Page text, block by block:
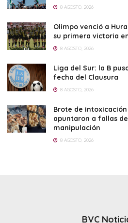
8 AGOSTO, 2026
Olimpo venció a
su primera victoria
8 AGOSTO, 2026
Liga del Sur: la B
fecha del Clausura
8 AGOSTO, 2026
Brote de
apuntaron a fallas
manipulación
8 AGOSTO, 2026
BVC